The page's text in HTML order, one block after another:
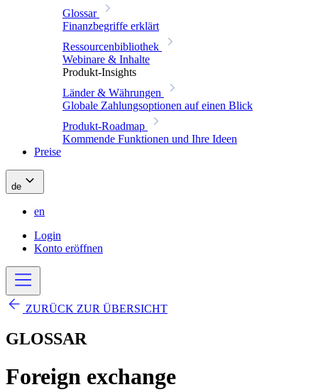
Glossar
Finanzbegriffe erklärt
Ressourcenbibliothek
Webinare & Inhalte
Produkt-Insights
Länder & Währungen
Globale Zahlungsoptionen auf einen Blick
Produkt-Roadmap
Kommende Funktionen und Ihre Ideen
Preise
de
en
Login
Konto eröffnen
ZURÜCK ZUR ÜBERSICHT
GLOSSAR
Foreign exchange